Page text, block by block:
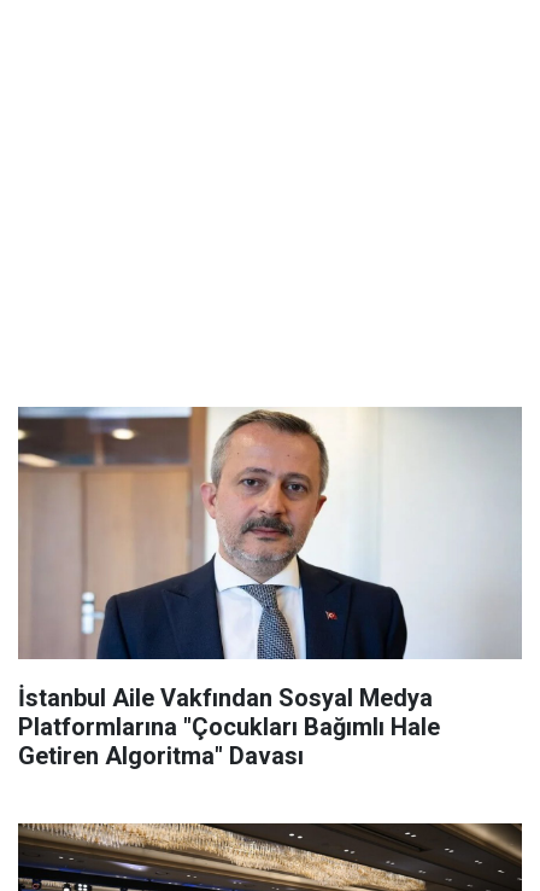
İstanbul Aile Vakfından Sosyal Medya
Platformlarına "Çocukları Bağımlı Hale
Getiren Algoritma" Davası